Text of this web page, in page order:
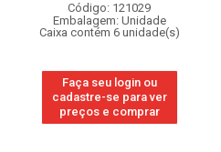
Código: 121029
Embalagem: Unidade
Caixa contém 6 unidade(s)
Faça seu login ou
cadastre-se para ver
preços e comprar